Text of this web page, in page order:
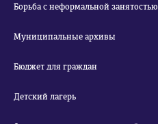
Борьба с неформальной занятостью
Муниципальные архивы
Бюджет для граждан
Детский лагерь